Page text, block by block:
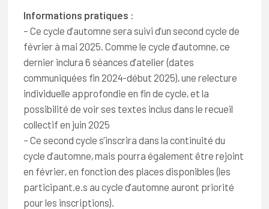
Informations pratiques :
– Ce cycle d’automne sera suivi d’un second cycle de
février à mai 2025. Comme le cycle d’automne, ce
dernier inclura 6 séances d’atelier (dates
communiquées fin 2024-début 2025), une relecture
individuelle approfondie en fin de cycle, et la
possibilité de voir ses textes inclus dans le recueil
collectif en juin 2025
– Ce second cycle s’inscrira dans la continuité du
cycle d’automne, mais pourra également être rejoint
en février, en fonction des places disponibles (les
participant.e.s au cycle d’automne auront priorité
pour les inscriptions).